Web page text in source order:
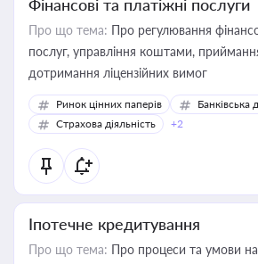
Фінансові та платіжні послуги
Про що тема: Про регулювання
послуг, управління коштами, приймання платежів та
дотримання ліцензійних вимог
Ринок цінних паперів
Банківська
Страхова діяльність
+2
Іпотечне кредитування
Про що тема: Про процеси та умови